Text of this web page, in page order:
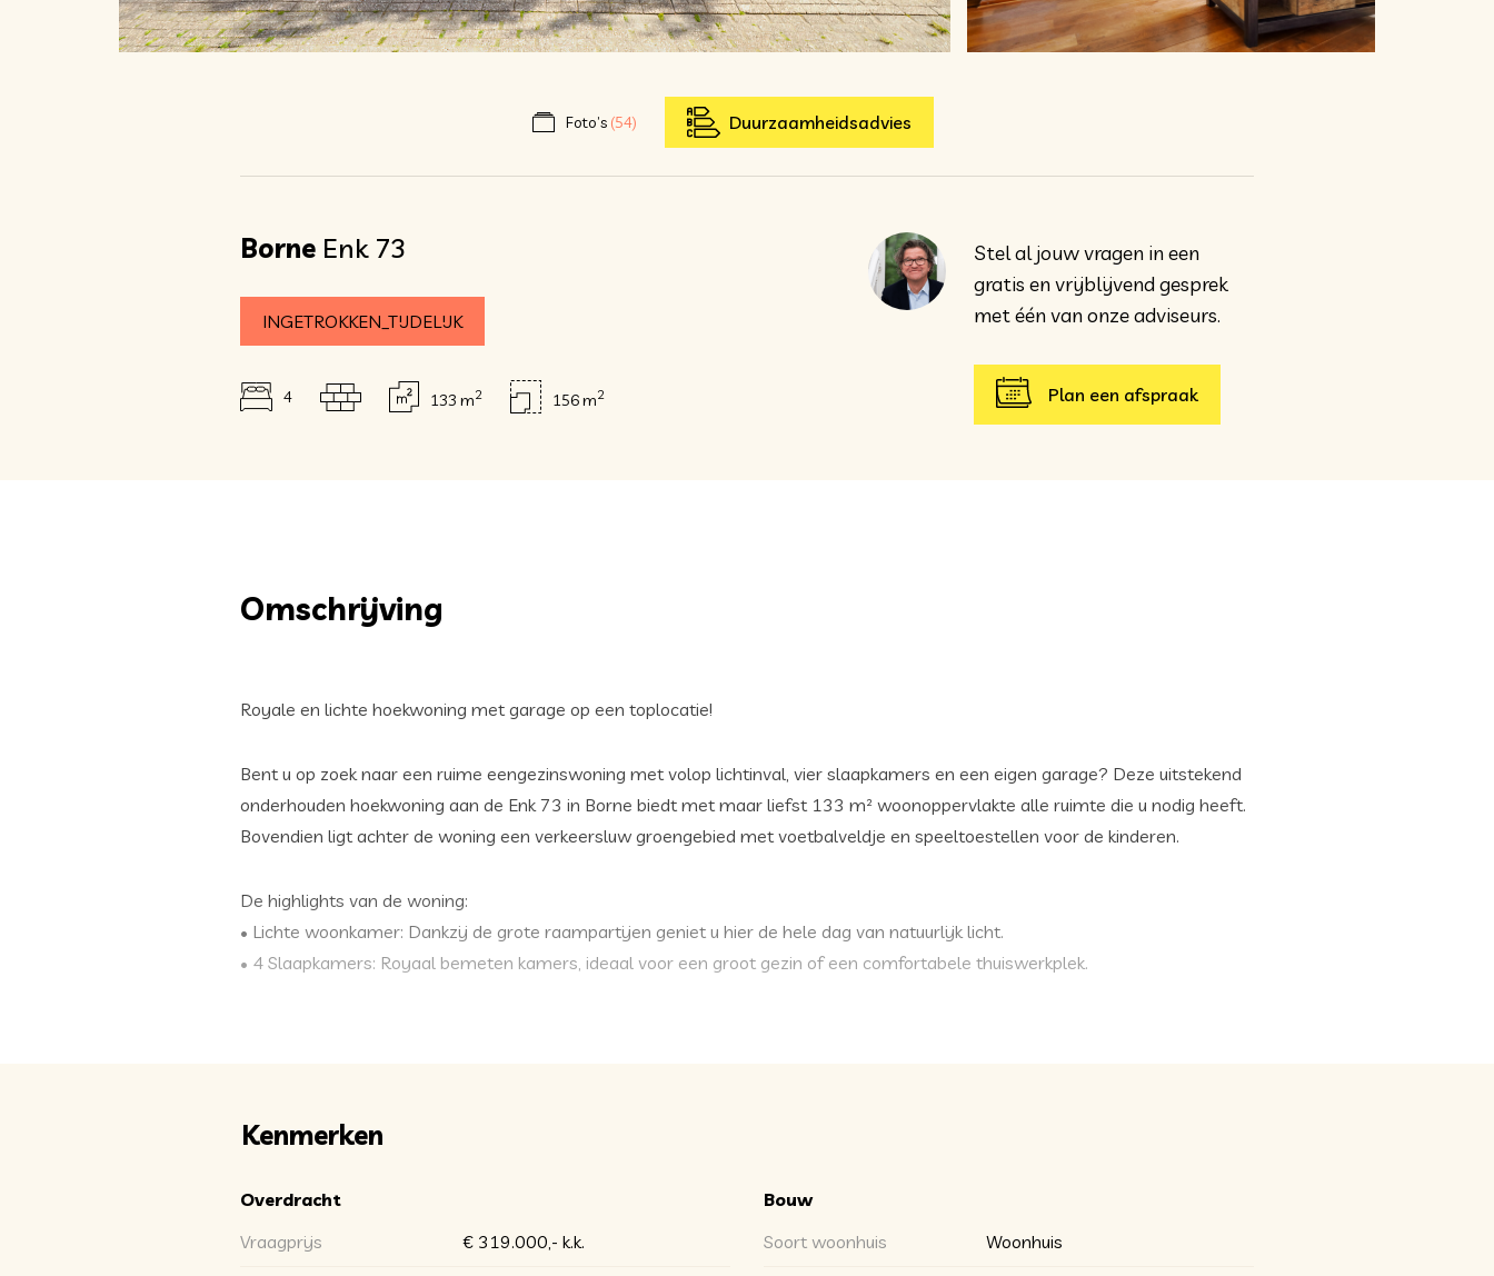
Foto’s (54) Duurzaamheidsadvies
Borne Enk 73
INGETROKKEN_TIJDELIJK
4 133 m2 156 m2
Stel al jouw vragen in een
gratis en vrijblijvend gesprek
met één van onze adviseurs.
Plan een afspraak
Omschrijving
Royale en lichte hoekwoning met garage op een toplocatie!
Bent u op zoek naar een ruime eengezinswoning met volop lichtinval, vier slaapkamers en een eigen garage? Deze uitstekend
onderhouden hoekwoning aan de Enk 73 in Borne biedt met maar liefst 133 m² woonoppervlakte alle ruimte die u nodig heeft.
Bovendien ligt achter de woning een verkeersluw groengebied met voetbalveldje en speeltoestellen voor de kinderen.
De highlights van de woning:
• Lichte woonkamer: Dankzij de grote raampartijen geniet u hier de hele dag van natuurlijk licht.
• 4 Slaapkamers: Royaal bemeten kamers, ideaal voor een groot gezin of een comfortabele thuiswerkplek.
Begane grond
Kenmerken
Overdracht
Vraagprijs
€ 319.000,- k.k.
Bouw
Soort woonhuis
Woonhuis